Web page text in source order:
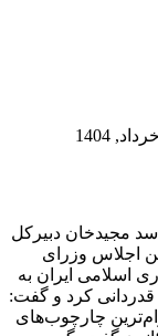
مجیدخان دبیرکل
اجلاس وزرای
اسلامی ایران به
کرد و گفت:
چارچوب‌های